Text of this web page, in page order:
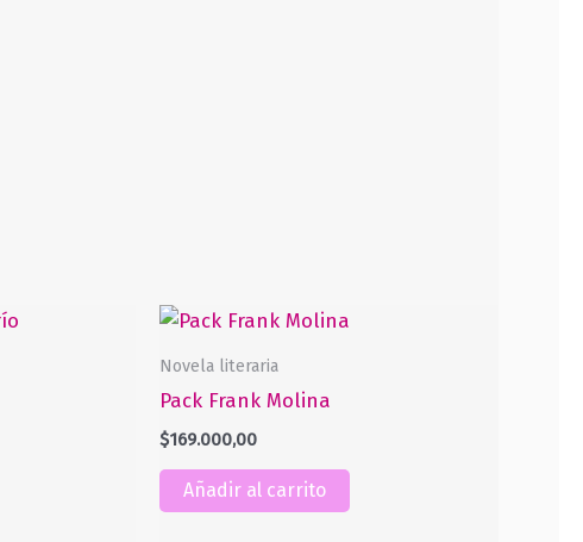
Novela literaria
Pack Frank Molina
$169.000,00
Añadir al carrito